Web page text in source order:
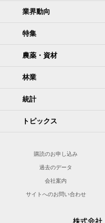
業界動向
特集
農薬・資材
林業
統計
トピックス
購読のお申し込み
過去のデータ
会社案内
サイトへのお問い合わせ